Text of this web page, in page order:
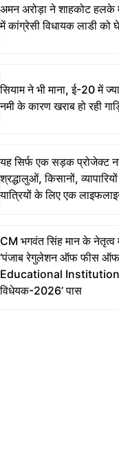
अमन अरोड़ा ने शाहकोट हलके
में कांग्रेसी विधायक लाडी को
सियाम ने भी माना, ई-20 में
नमी के कारण खराब हो रही
यह सिर्फ एक सड़क प्रोजेक्ट
श्रद्धालुओं, किसानों,
यात्रियों के लिए एक
CM भगवंत सिंह मान के नेतृत्व में
‘पंजाब रेगुलेशन ऑफ फीस
Educational
विधेयक-2026’ पास